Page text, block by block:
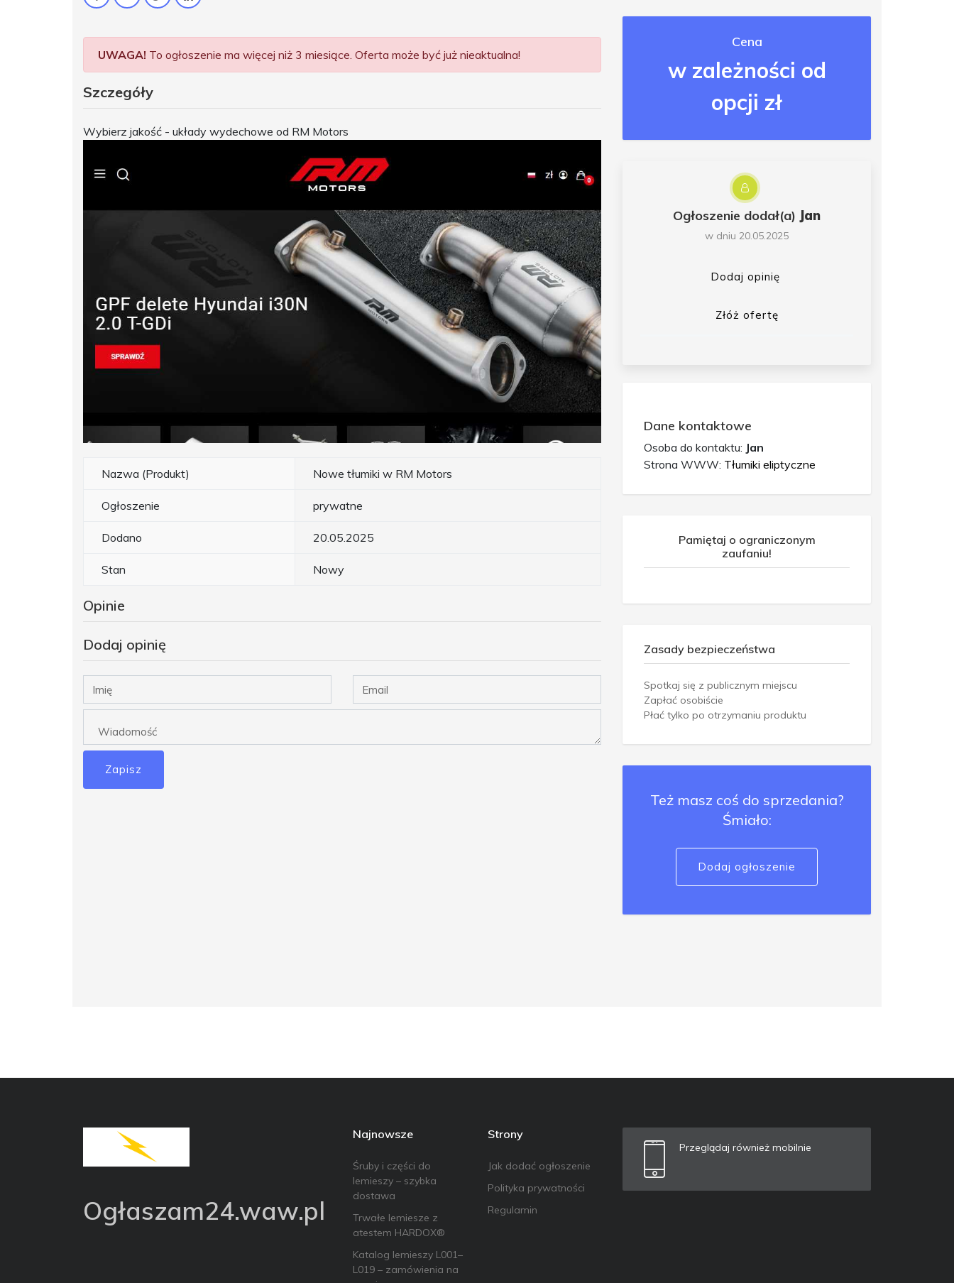
UWAGA! To ogłoszenie ma więcej niż 3 miesiące. Oferta może być już nieaktualna!
Szczegóły
Wybierz jakość - układy wydechowe od RM Motors
Nazwa (Produkt) Nowe tłumiki w RM Motors
Ogłoszenie prywatne
Dodano 20.05.2025
Stan Nowy
Opinie
Dodaj opinię
Zapisz
Cena
w zależności od
opcji zł
Ogłoszenie dodał(a) Jan
w dniu 20.05.2025
Dodaj opinię
Złóż ofertę
Dane kontaktowe
Osoba do kontaktu: Jan
Strona WWW: Tłumiki eliptyczne
Pamiętaj o ograniczonym
zaufaniu!
Zasady bezpieczeństwa
Spotkaj się z publicznym miejscu
Zapłać osobiście
Płać tylko po otrzymaniu produktu
Też masz coś do sprzedania?
Śmiało:
Dodaj ogłoszenie
Ogłaszam24.waw.pl
Najnowsze
Śruby i części do
lemieszy – szybka
dostawa
Trwałe lemiesze z
atestem HARDOX®
Katalog lemieszy L001–
L019 – zamówienia na
Strony
Jak dodać ogłoszenie
Polityka prywatności
Regulamin
Przeglądaj również mobilnie